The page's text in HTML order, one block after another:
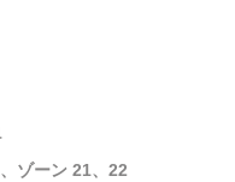
ゾーン 21、22